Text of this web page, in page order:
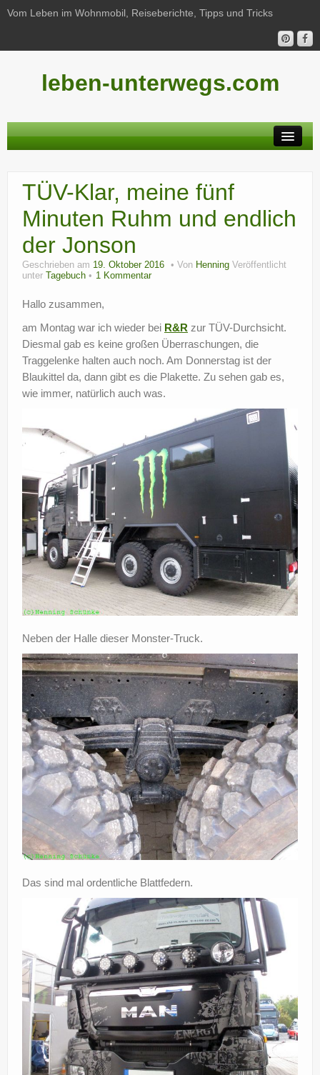
Vom Leben im Wohnmobil, Reiseberichte, Tipps und Tricks
leben-unterwegs.com
Reiseberichte
Unterwegs
Haushalt
Freizeit
Wohnmobil-Technik
?
TÜV-Klar, meine fünf
Minuten Ruhm und endlich
der Jonson
Geschrieben am 19. Oktober 2016 Von Henning Veröffentlicht
unter
Tagebuch 1 Kommentar
Hallo zusammen,
am Montag war ich wieder bei R&R zur TÜV-Durchsicht.
Diesmal gab es keine großen Überraschungen, die
Traggelenke halten auch noch. Am Donnerstag ist der
Blaukittel da, dann gibt es die Plakette. Zu sehen gab es,
wie immer, natürlich auch was.
Neben der Halle dieser Monster-Truck.
Das sind mal ordentliche Blattfedern.